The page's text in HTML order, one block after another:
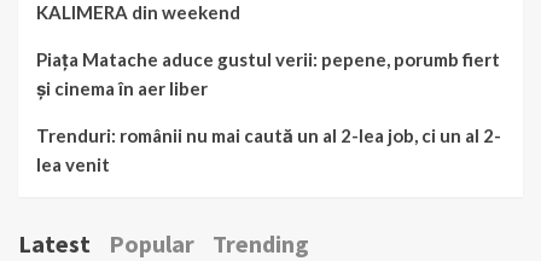
KALIMERA din weekend
Piața Matache aduce gustul verii: pepene, porumb fiert
și cinema în aer liber
Trenduri: românii nu mai caută un al 2-lea job, ci un al 2-
lea venit
Latest Popular Trending